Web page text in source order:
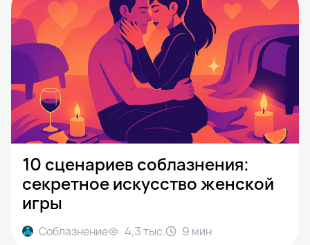
10 сценариев соблазнения:
секретное искусство женской
игры
Соблазнение 4,3 тыс. 9 мин